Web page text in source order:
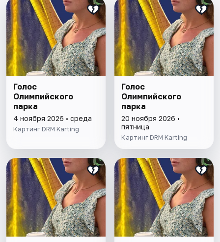
Голос
Олимпийского
парка
4 ноября 2026 • среда
Картинг DRM Karting
Голос
Олимпийского
парка
20 ноября 2026 •
пятница
Картинг DRM Karting